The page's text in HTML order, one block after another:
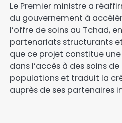
Le Premier ministre a
du gouvernement à
l’offre de soins au Tchad,
partenariats structurants
que ce projet constitue
dans l’accès à des soins
populations et traduit la
auprès de ses partenaires